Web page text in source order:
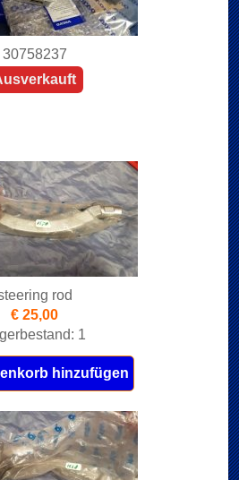
30758237
rod
€ 25,00
1
hinzufügen